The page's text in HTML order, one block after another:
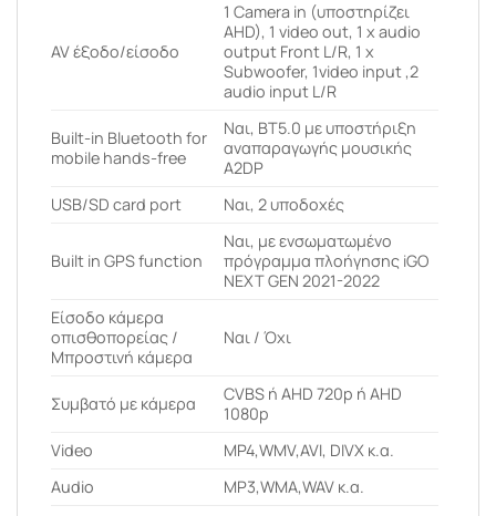
AV έξοδο/είσοδο
1 Camera in (υποστηρίζει
AHD), 1 video out, 1 x audio
output Front L/R, 1 x
Subwoofer, 1video input ,2
audio input L/R
Built-in Bluetooth for
mobile hands-free
Ναι, BT5.0 με υποστήριξη
αναπαραγωγής μουσικής
A2DP
USB/SD card port
Ναι, 2 υποδοχές
Built in GPS function
Ναι, με ενσωματωμένο
πρόγραμμα πλοήγησης iGO
NEXT GEN 2021-2022
Είσοδο κάμερα
οπισθοπορείας /
Μπροστινή κάμερα
Ναι / Όχι
Συμβατό με κάμερα
CVBS ή AHD 720p ή AHD
1080p
Video
MP4,WMV,AVI, DIVX κ.α.
Audio
MP3,WMA,WAV κ.α.